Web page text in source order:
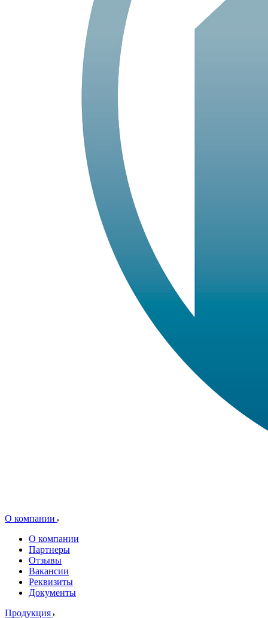
О компании
О компании
Партнеры
Отзывы
Вакансии
Реквизиты
Документы
Продукция